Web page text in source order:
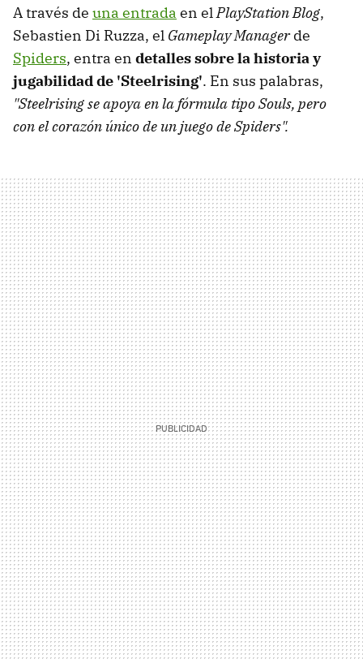
A través de una entrada en elPlayStation Blog,
Sebastien Di Ruzza, el Gameplay Managerde
Spiders, entra en detalles sobre la historia y
jugabilidad de 'Steelrising'. En sus palabras,
"Steelrising se apoya en la fórmula tipo Souls, pero
con el corazón único de un juego de Spiders".